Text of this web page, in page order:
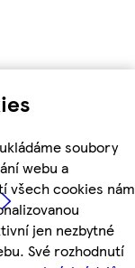
soubory
webu a
všech cookies nám
jen nezbytné
Své rozhodnutí